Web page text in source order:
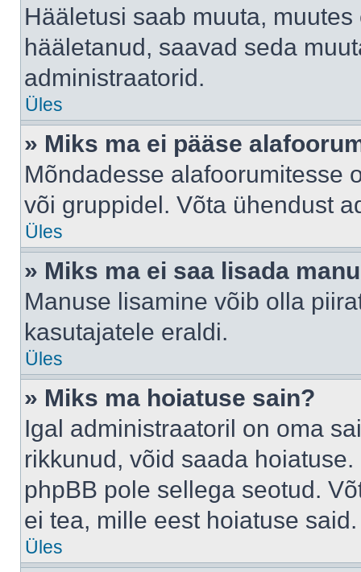
Hääletusi saab muuta,
hääletanud, saavad seda
administraatorid.
Üles
» Miks ma ei pääse
Mõndadesse alafoorumitesse
või gruppidel. Võta ühendust
Üles
» Miks ma ei saa lisada
Manuse lisamine võib olla
kasutajatele eraldi.
Üles
» Miks ma hoiatuse sain?
Igal administraatoril on oma
rikkunud, võid saada
phpBB pole sellega seotud.
ei tea, mille eest hoiatuse said.
Üles